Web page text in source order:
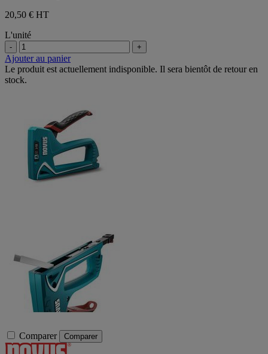
20,50 € HT
L'unité
- +
Ajouter au panier
Le produit est actuellement indisponible. Il sera bientôt de retour en
stock.
Comparer Comparer